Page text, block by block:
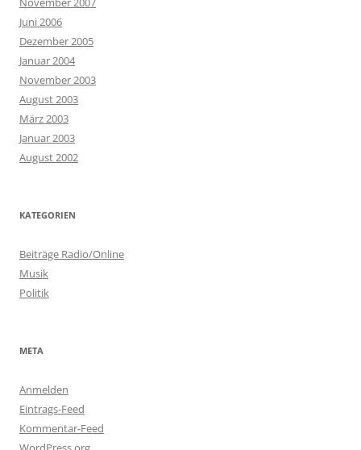
Juni 2006
Dezember 2005
Januar 2004
November 2003
August 2003
März 2003
Januar 2003
August 2002
KATEGORIEN
Beiträge Radio/Online
Musik
Politik
META
Anmelden
Eintrags-Feed
Kommentar-Feed